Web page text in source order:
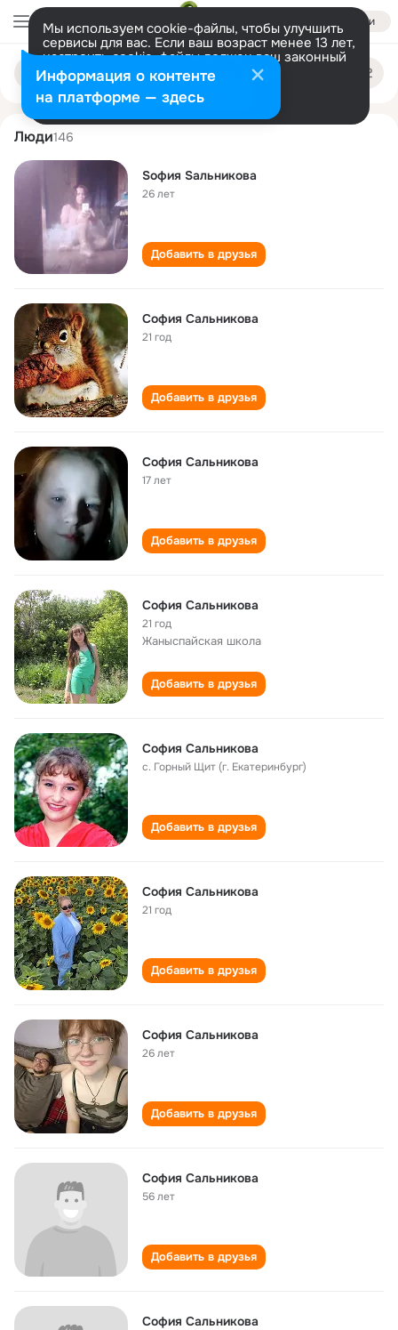
Войти
Мы используем cookie-файлы, чтобы улучшить
сервисы для вас. Если ваш возраст менее 13 лет,
настроить cookie-файлы должен ваш законный
представитель. Больше информации
Разрешить все Настроить
Поиск
людям
sofiya salnikova
Люди146
Sофия Saльникова
26 лет
Добавить в друзья
София Сальникова
21 год
Добавить в друзья
София Сальникова
17 лет
Добавить в друзья
София Сальникова
21 год
Жаныспайская школа
Добавить в друзья
София Сальникова
с. Горный Щит (г. Екатеринбург)
Добавить в друзья
София Сальникова
21 год
Добавить в друзья
София Сальникова
26 лет
Добавить в друзья
София Сальникова
56 лет
Добавить в друзья
София Сальникова
Информация о контенте
на платформе — здесь